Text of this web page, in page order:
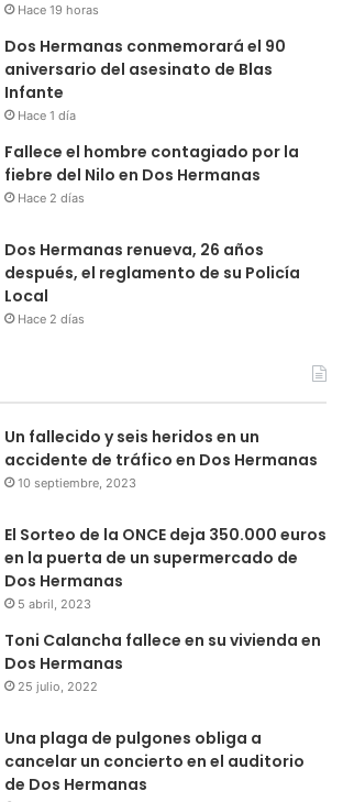
Hace 19 horas
Dos Hermanas conmemorará el 90
aniversario del asesinato de Blas
Infante
Hace 1 día
Fallece el hombre contagiado por la
fiebre del Nilo en Dos Hermanas
Hace 2 días
Dos Hermanas renueva, 26 años
después, el reglamento de su Policía
Local
Hace 2 días
Un fallecido y seis heridos en un
accidente de tráfico en Dos Hermanas
10 septiembre, 2023
El Sorteo de la ONCE deja 350.000 euros
en la puerta de un supermercado de
Dos Hermanas
5 abril, 2023
Toni Calancha fallece en su vivienda en
Dos Hermanas
25 julio, 2022
Una plaga de pulgones obliga a
cancelar un concierto en el auditorio
de Dos Hermanas